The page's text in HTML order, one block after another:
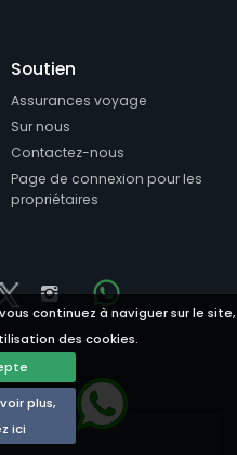
continuez à naviguer sur le site,
des cookies.
plus,
ici
Facebook page
our youtube page
Visit our x page
Visit our
Visit our
Soutien
Assurances voyage
Sur nous
Contactez-nous
Page de connexion pour les
propriétaires